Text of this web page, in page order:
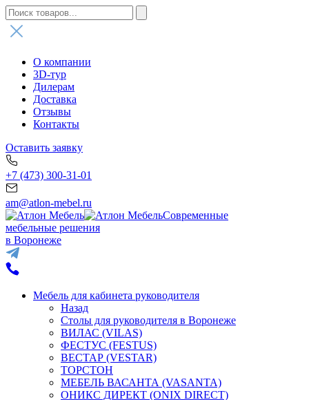
О компании
3D-тур
Дилерам
Доставка
Отзывы
Контакты
Оставить заявку
+7 (473) 300-31-01
am@atlon-mebel.ru
Современные
мебельные решения
в Воронеже
Мебель для кабинета руководителя
Назад
Столы для руководителя в Воронеже
ВИЛАС (VILAS)
ФЕСТУС (FESTUS)
ВЕСТАР (VESTAR)
ТОРСТОН
МЕБЕЛЬ ВАСАНТА (VASANTA)
ОНИКС ДИРЕКТ (ONIX DIRECT)